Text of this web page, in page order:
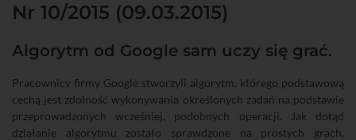
Nr 10/2015 (09.03.2015)
Algorytm od Google sam uczy się grać.
Pracownicy firmy Google stworzyli algorytm, którego podstawową
cechą jest zdolność wykonywania określonych zadań na podstawie
przeprowadzonych wcześniej, podobnych operacji. Jak dotąd
działanie algorytmu zostało sprawdzone na prostych grach,